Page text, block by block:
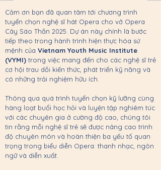
Cảm ơn bạn đã quan tâm tới chương trình
tuyển chọn nghệ sĩ hát Opera cho vở Opera
Cây Sáo Thần 2025. Dự án này chính là bước
tiếp theo trong hành trình hiện thực hóa sứ
mệnh của Vietnam Youth Music Institute
(VYMI) trong việc mang đến cho các nghệ sĩ trẻ
cơ hội trau dồi kiến thức, phát triển kỹ năng và
có những trải nghiệm hữu ích.
Thông qua quá trình tuyển chọn kỹ lưỡng cùng
hàng loạt buổi học hỏi và luyện tập nghiêm túc
với các chuyên gia ở cường độ cao, chúng tôi
tin rằng mỗi nghệ sĩ trẻ sẽ được nâng cao trình
độ chuyên môn và hoàn thiện ba yếu tố quan
trọng trong biểu diễn Opera: thanh nhạc, ngôn
ngữ và diễn xuất.